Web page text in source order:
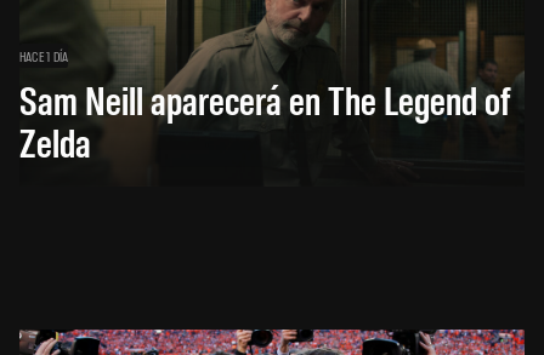
HACE 1 DÍA
Sam Neill aparecerá en The Legend of
Zelda